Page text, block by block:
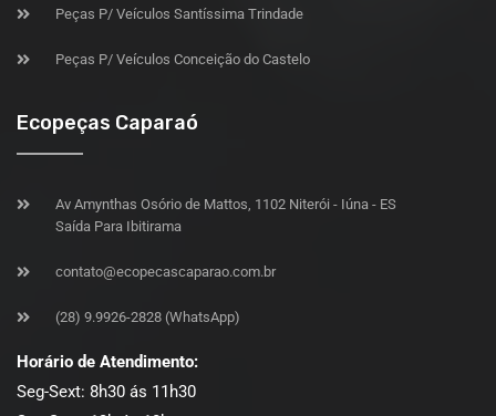
Peças P/ Veículos Santíssima Trindade
Peças P/ Veículos Conceição do Castelo
Ecopeças Caparaó
Av Amynthas Osório de Mattos, 1102 Niterói - Iúna - ES
Saída Para Ibitirama
contato@ecopecascaparao.com.br
(28) 9.9926-2828 (WhatsApp)
Horário de Atendimento:
Seg-Sext: 8h30 ás 11h30